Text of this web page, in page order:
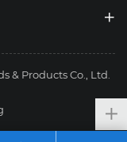
& Products Co., Ltd.